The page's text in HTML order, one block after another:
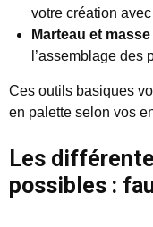
votre création
Marteau et masse
l’assemblage des
Ces outils basiques
en palette selon vos
Les
possibles :